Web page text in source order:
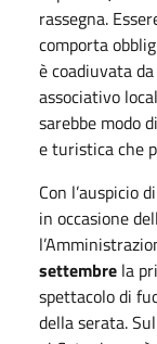
rassegna.
comporta
è coadiuvata
associativo
sarebbe modo
e turistica che
Con l’auspicio
in occasione
settembre la
spettacolo di
della serata.